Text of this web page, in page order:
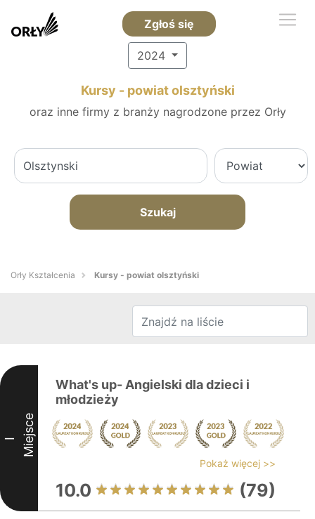
Zgłoś się
2024
Kursy - powiat olsztyński
oraz inne firmy z branży nagrodzone przez Orły
Szukaj
Orły Kształcenia Kursy - powiat olsztyński
I Miejsce
What's up- Angielski dla dzieci i
młodzieży
Pokaż więcej >>
10.0 (79)